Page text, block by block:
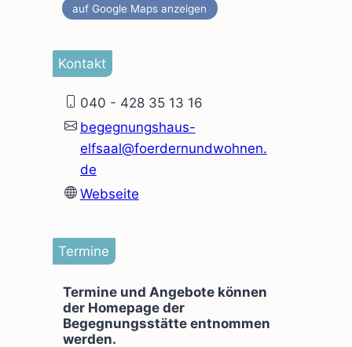
auf Google Maps anzeigen
Kontakt
040 - 428 35 13 16
begegnungshaus-
elfsaal@foerdernundwohnen.
de
Webseite
Termine
Termine und Angebote können
der Homepage der
Begegnungsstätte entnommen
werden.